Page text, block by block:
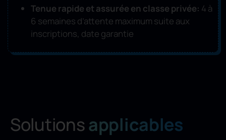
Tenue rapide et assurée en classe privée: 4 à
6 semaines d’attente maximum suite aux
inscriptions, date garantie
Solutionsapplicables